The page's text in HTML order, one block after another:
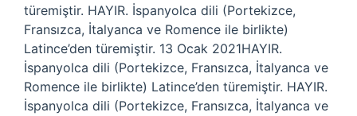
türemiştir. HAYIR. İspanyolca dili (Portekizce,
Fransızca, İtalyanca ve Romence ile birlikte)
Latince’den türemiştir. 13 Ocak 2021HAYIR.
İspanyolca dili (Portekizce, Fransızca, İtalyanca ve
Romence ile birlikte) Latince’den türemiştir. HAYIR.
İspanyolca dili (Portekizce, Fransızca, İtalyanca ve